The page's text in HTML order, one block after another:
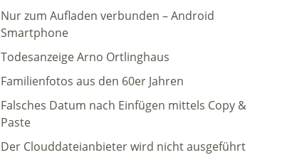
Nur zum Aufladen verbunden – Android
Smartphone
Todesanzeige Arno Ortlinghaus
Familienfotos aus den 60er Jahren
Falsches Datum nach Einfügen mittels Copy &
Paste
Der Clouddateianbieter wird nicht ausgeführt